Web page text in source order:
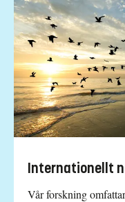
Internationellt
Vår forskning